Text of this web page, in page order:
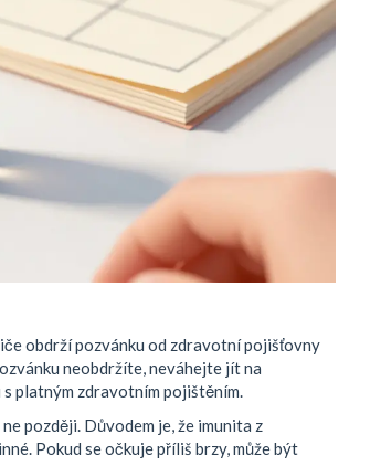
obdrží pozvánku od zdravotní pojišťovny
neobdržíte, neváhejte jít na
platným zdravotním pojištěním.
ne později. Důvodem je, že imunita z
Pokud se očkuje příliš brzy, může být